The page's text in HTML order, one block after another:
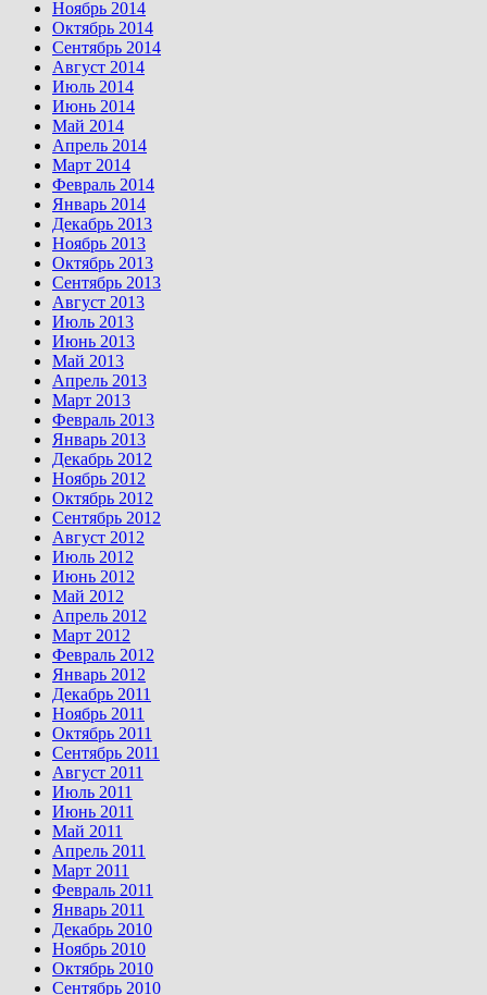
Ноябрь 2014
Октябрь 2014
Сентябрь 2014
Август 2014
Июль 2014
Июнь 2014
Май 2014
Апрель 2014
Март 2014
Февраль 2014
Январь 2014
Декабрь 2013
Ноябрь 2013
Октябрь 2013
Сентябрь 2013
Август 2013
Июль 2013
Июнь 2013
Май 2013
Апрель 2013
Март 2013
Февраль 2013
Январь 2013
Декабрь 2012
Ноябрь 2012
Октябрь 2012
Сентябрь 2012
Август 2012
Июль 2012
Июнь 2012
Май 2012
Апрель 2012
Март 2012
Февраль 2012
Январь 2012
Декабрь 2011
Ноябрь 2011
Октябрь 2011
Сентябрь 2011
Август 2011
Июль 2011
Июнь 2011
Май 2011
Апрель 2011
Март 2011
Февраль 2011
Январь 2011
Декабрь 2010
Ноябрь 2010
Октябрь 2010
Сентябрь 2010